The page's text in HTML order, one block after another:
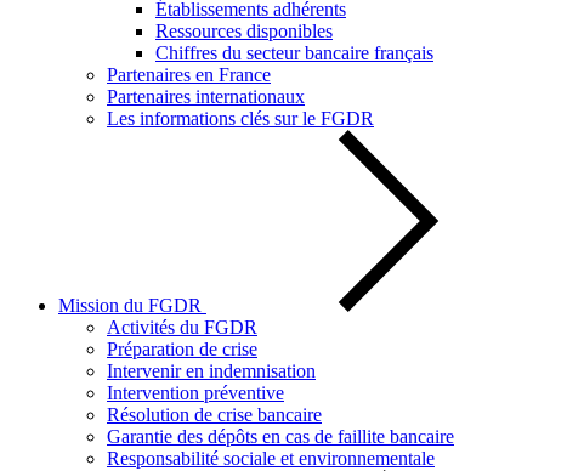
Établissements adhérents
Ressources disponibles
Chiffres du secteur bancaire français
Partenaires en France
Partenaires internationaux
Les informations clés sur le FGDR
Mission du FGDR
Activités du FGDR
Préparation de crise
Intervenir en indemnisation
Intervention préventive
Résolution de crise bancaire
Garantie des dépôts en cas de faillite bancaire
Responsabilité sociale et environnementale